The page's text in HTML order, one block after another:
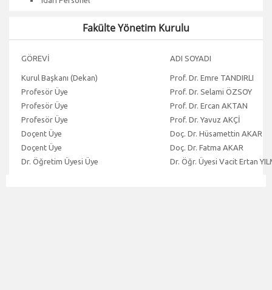
Fakülte Yönetim Kurulu
GÖREVİ ADI SOYADI
Kurul Başkanı (Dekan)
Prof. Dr. Emre TANDIRLI
Profesör Üye
Prof. Dr. Selami ÖZSOY
Profesör Üye
Prof. Dr. Ercan AKTAN
Profesör Üye
Prof. Dr. Yavuz AKÇİ
Doçent Üye
Doç. Dr. Hüsamettin AKAR
Doçent Üye
Doç. Dr. Fatma AKAR
Dr. Öğretim Üyesi Üye
Dr. Öğr. Üyesi Vacit Ertan